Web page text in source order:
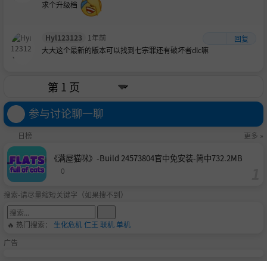
求个升级档
Hyl123123 1年前
回复
大大这个最新的版本可以找到七宗罪还有破坏者dlc嘛
参与讨论聊一聊
日榜 更多 »
《满屋猫咪》-Build 24573804官中免安装-简中732.2MB
0
搜索-请尽量缩短关键字（如果搜不到）
🔥 热门搜索： 生化危机仁王联机单机
广告